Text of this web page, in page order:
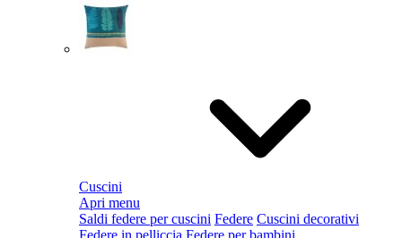
Cuscini
Apri menu
Saldi federe per cuscini Federe Cuscini decorativi
Federe in pelliccia Federe per bambini